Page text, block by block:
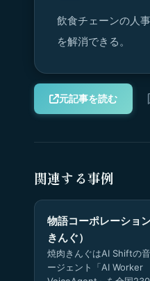
飲食チェーンの人
を解消できる。
元記事を読む
関連する事例
物語コーポレーショ
きんぐ）
焼肉きんぐはAI Shiftの
ージェント「AI Worker